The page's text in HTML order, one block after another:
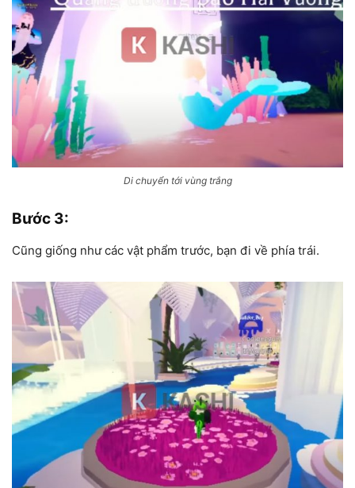
Di chuyển tới vùng trắng
Bước 3:
Cũng giống như các vật phẩm trước, bạn đi về phía trái.